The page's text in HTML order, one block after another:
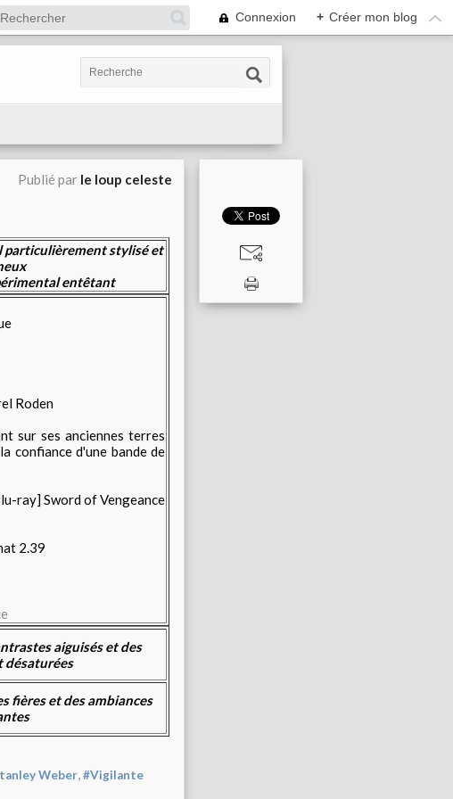
Connexion + Créer mon blog
Publié par le loup celeste
particulièrement stylisé et
entêtant
Roden
sur ses anciennes terres
confiance d'une bande de
2.39
aiguisés et des
désaturées
fières et des ambiances
Weber,#Vigilante